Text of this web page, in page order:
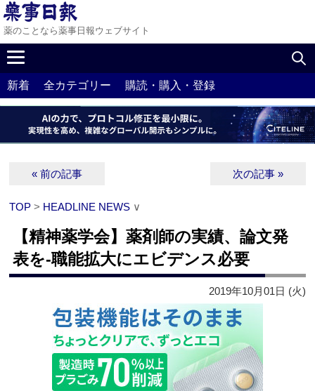
薬のことなら薬事日報ウェブサイト
新着 全カテゴリー 購読・購入・登録
« 前の記事 次の記事 »
TOP > HEADLINE NEWS ∨
【精神薬学会】薬剤師の実績、論文発
表を‐職能拡大にエビデンス必要
2019年10月01日 (火)